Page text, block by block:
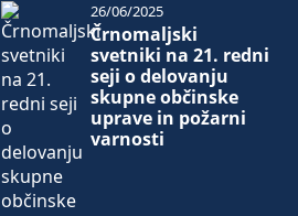
Črnomaljski
svetniki na 21. redni
seji o delovanju
skupne občinske
uprave in požarni
varnosti
26/06/2025